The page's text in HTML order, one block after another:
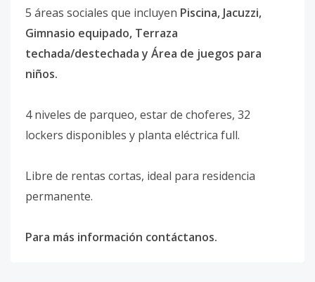
5 áreas sociales que incluyen Piscina, Jacuzzi,
Gimnasio equipado, Terraza
techada/destechada y Área de juegos para
niños.
4 niveles de parqueo, estar de choferes, 32
lockers disponibles y planta eléctrica full.
Libre de rentas cortas, ideal para residencia
permanente.
Para más información contáctanos.